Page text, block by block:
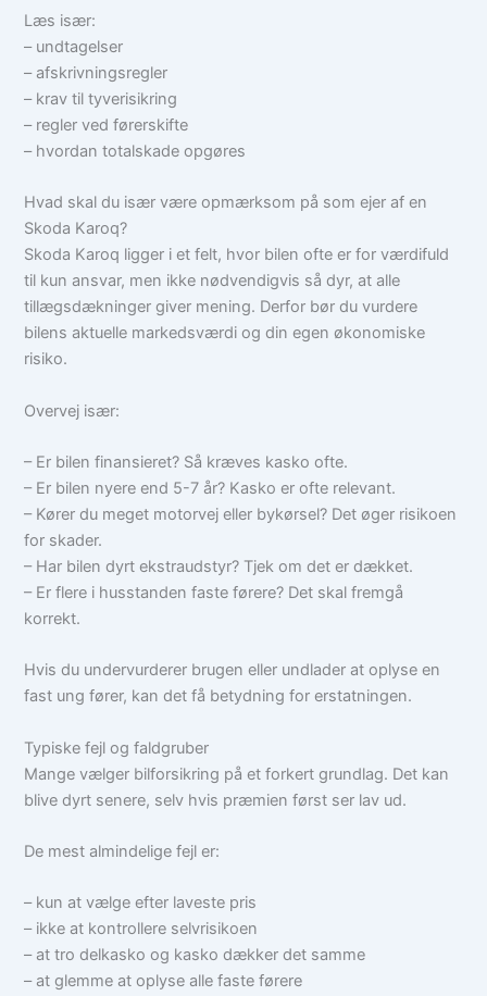
Læs især:
– undtagelser
– afskrivningsregler
– krav til tyverisikring
– regler ved førerskifte
– hvordan totalskade opgøres
Hvad skal du især være opmærksom på som ejer af en
Skoda Karoq?
Skoda Karoq ligger i et felt, hvor bilen ofte er for værdifuld
til kun ansvar, men ikke nødvendigvis så dyr, at alle
tillægsdækninger giver mening. Derfor bør du vurdere
bilens aktuelle markedsværdi og din egen økonomiske
risiko.
Overvej især:
– Er bilen finansieret? Så kræves kasko ofte.
– Er bilen nyere end 5-7 år? Kasko er ofte relevant.
– Kører du meget motorvej eller bykørsel? Det øger risikoen
for skader.
– Har bilen dyrt ekstraudstyr? Tjek om det er dækket.
– Er flere i husstanden faste førere? Det skal fremgå
korrekt.
Hvis du undervurderer brugen eller undlader at oplyse en
fast ung fører, kan det få betydning for erstatningen.
Typiske fejl og faldgruber
Mange vælger bilforsikring på et forkert grundlag. Det kan
blive dyrt senere, selv hvis præmien først ser lav ud.
De mest almindelige fejl er:
– kun at vælge efter laveste pris
– ikke at kontrollere selvrisikoen
– at tro delkasko og kasko dækker det samme
– at glemme at oplyse alle faste førere